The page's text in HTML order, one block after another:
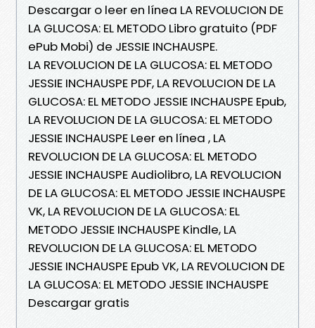
Descargar o leer en línea LA REVOLUCION DE
LA GLUCOSA: EL METODO Libro gratuito (PDF
ePub Mobi) de JESSIE INCHAUSPE.
LA REVOLUCION DE LA GLUCOSA: EL METODO
JESSIE INCHAUSPE PDF, LA REVOLUCION DE LA
GLUCOSA: EL METODO JESSIE INCHAUSPE Epub,
LA REVOLUCION DE LA GLUCOSA: EL METODO
JESSIE INCHAUSPE Leer en línea , LA
REVOLUCION DE LA GLUCOSA: EL METODO
JESSIE INCHAUSPE Audiolibro, LA REVOLUCION
DE LA GLUCOSA: EL METODO JESSIE INCHAUSPE
VK, LA REVOLUCION DE LA GLUCOSA: EL
METODO JESSIE INCHAUSPE Kindle, LA
REVOLUCION DE LA GLUCOSA: EL METODO
JESSIE INCHAUSPE Epub VK, LA REVOLUCION DE
LA GLUCOSA: EL METODO JESSIE INCHAUSPE
Descargar gratis